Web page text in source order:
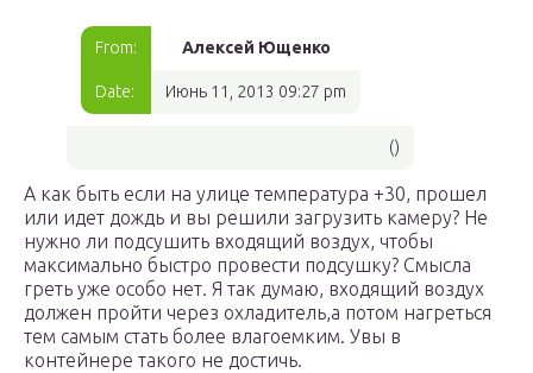
From: Алексей Ющенко
Date: Июнь 11, 2013 09:27 pm
()
А как быть если на улице температура +30, прошел
или идет дождь и вы решили загрузить камеру? Не
нужно ли подсушить входящий воздух, чтобы
максимально быстро провести подсушку? Смысла
греть уже особо нет. Я так думаю, входящий воздух
должен пройти через охладитель,а потом нагреться
тем самым стать более влагоемким. Увы в
контейнере такого не достичь.